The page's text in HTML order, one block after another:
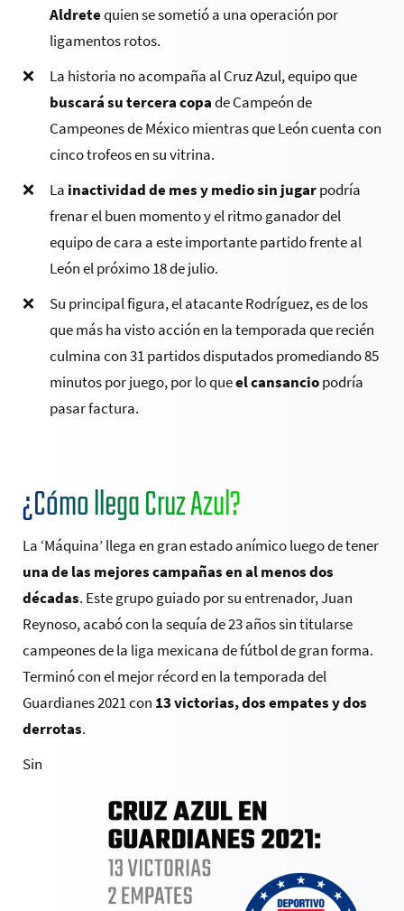
Aldretequien se sometió a una operación por
ligamentos rotos.
La historia no acompaña al Cruz Azul, equipo que
buscará su tercera copade Campeón de
Campeones de México mientras que León cuenta con
cinco trofeos en su vitrina.
La inactividad de mes y medio sin jugarpodría
frenar el buen momento y el ritmo ganador del
equipo de cara a este importante partido frente al
León el próximo 18 de julio.
Su principal figura, el atacante Rodríguez, es de los
que más ha visto acción en la temporada que recién
culmina con 31 partidos disputados promediando 85
minutos por juego, por lo queel cansanciopodría
pasar factura.
¿Cómo llega Cruz Azul?
La ‘Máquina’ llega en gran estado anímico luego de tener
una de las mejores campañas en al menos dos
décadas. Este grupo guiado por su entrenador, Juan
Reynoso, acabó con la sequía de 23 años sin titularse
campeones de la liga mexicana de fútbol de gran forma.
Terminó con el mejor récord en la temporada del
Guardianes 2021 con 13 victorias, dos empates y dos
derrotas.
Sin